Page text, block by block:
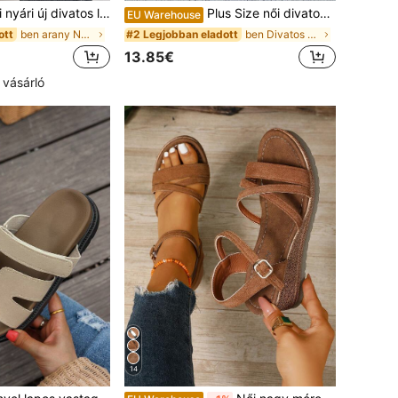
cipők, üreges csattal ellátott kialakítás, kényelmes viselet, alkalmas utazásra, nyaralásra, anyák napjára, balettcipőre
ben arany Női Lakások
EU Warehouse Plus Size női divatos, kényelmes, fűzős, ékszandálos szandálok, tavaszi-nyári szettek
#2 Legjobban eladott ben Divatos Női Platform & Ékszandál
13.85€
ben Khaki&Khaki Női szandálok
14